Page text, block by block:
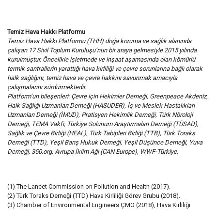
Temiz Hava Hakkı Platformu
Temiz Hava Hakkı Platformu (THH) doğa koruma ve sağlık alanında
çalışan 17 Sivil Toplum Kuruluşu’nun bir araya gelmesiyle 2015 yılında
kurulmuştur. Öncelikle işletmede ve inşaat aşamasında olan kömürlü
termik santrallerin yarattığı hava kirliliği ve çevre sorunlarına bağlı olarak
halk sağlığını, temiz hava ve çevre hakkını savunmak amacıyla
çalışmalarını sürdürmektedir.
Platform’un bileşenleri: Çevre için Hekimler Derneği, Greenpeace Akdeniz,
Halk Sağlığı Uzmanları Derneği (HASUDER), İş ve Meslek Hastalıkları
Uzmanları Derneği (İMUD), Pratisyen Hekimlik Derneği, Türk Nöroloji
Derneği, TEMA Vakfı, Türkiye Solunum Araştırmaları Derneği (TÜSAD),
Sağlık ve Çevre Birliği (HEAL), Türk Tabipleri Birliği (TTB), Türk Toraks
Derneği (TTD), Yeşil Barış Hukuk Derneği, Yeşil Düşünce Derneği, Yuva
Derneği, 350.org, Avrupa İklim Ağı (CAN Europe), WWF-Türkiye.
(1) The Lancet Commission on Pollution and Health (2017).
(2) Türk Toraks Derneği (TTD) Hava Kirliliği Görev Grubu (2018).
(3) Chamber of Environmental Engineers ÇMO (2018), Hava Kirliliği